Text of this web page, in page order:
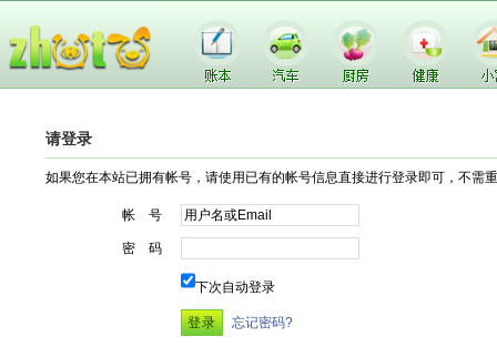
请登录
如果您在本站已拥有帐号，请使用已有的帐号信息直接进行登录即可，不需
帐 号
密 码
下次自动登录
忘记密码?